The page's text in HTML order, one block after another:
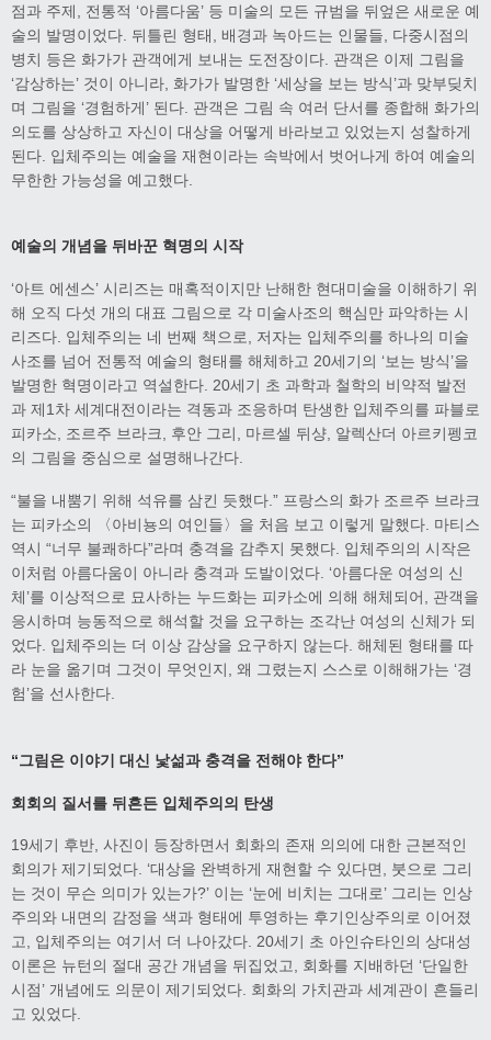
점과 주제, 전통적 ‘아름다움’ 등 미술의 모든 규범을 뒤엎은 새로운 예
술의 발명이었다. 뒤틀린 형태, 배경과 녹아드는 인물들, 다중시점의
병치 등은 화가가 관객에게 보내는 도전장이다. 관객은 이제 그림을
‘감상하는’ 것이 아니라, 화가가 발명한 ‘세상을 보는 방식’과 맞부딪치
며 그림을 ‘경험하게’ 된다. 관객은 그림 속 여러 단서를 종합해 화가의
의도를 상상하고 자신이 대상을 어떻게 바라보고 있었는지 성찰하게
된다. 입체주의는 예술을 재현이라는 속박에서 벗어나게 하여 예술의
무한한 가능성을 예고했다.
예술의 개념을 뒤바꾼 혁명의 시작
‘아트 에센스’ 시리즈는 매혹적이지만 난해한 현대미술을 이해하기 위
해 오직 다섯 개의 대표 그림으로 각 미술사조의 핵심만 파악하는 시
리즈다. 입체주의는 네 번째 책으로, 저자는 입체주의를 하나의 미술
사조를 넘어 전통적 예술의 형태를 해체하고 20세기의 ‘보는 방식’을
발명한 혁명이라고 역설한다. 20세기 초 과학과 철학의 비약적 발전
과 제1차 세계대전이라는 격동과 조응하며 탄생한 입체주의를 파블로
피카소, 조르주 브라크, 후안 그리, 마르셀 뒤샹, 알렉산더 아르키펭코
의 그림을 중심으로 설명해나간다.
“불을 내뿜기 위해 석유를 삼킨 듯했다.” 프랑스의 화가 조르주 브라크
는 피카소의 〈아비뇽의 여인들〉을 처음 보고 이렇게 말했다. 마티스
역시 “너무 불쾌하다”라며 충격을 감추지 못했다. 입체주의의 시작은
이처럼 아름다움이 아니라 충격과 도발이었다. ‘아름다운 여성의 신
체’를 이상적으로 묘사하는 누드화는 피카소에 의해 해체되어, 관객을
응시하며 능동적으로 해석할 것을 요구하는 조각난 여성의 신체가 되
었다. 입체주의는 더 이상 감상을 요구하지 않는다. 해체된 형태를 따
라 눈을 옮기며 그것이 무엇인지, 왜 그렸는지 스스로 이해해가는 ‘경
험’을 선사한다.
“그림은 이야기 대신 낯섦과 충격을 전해야 한다”
회회의 질서를 뒤흔든 입체주의의 탄생
19세기 후반, 사진이 등장하면서 회화의 존재 의의에 대한 근본적인
회의가 제기되었다. ‘대상을 완벽하게 재현할 수 있다면, 붓으로 그리
는 것이 무슨 의미가 있는가?’ 이는 ‘눈에 비치는 그대로’ 그리는 인상
주의와 내면의 감정을 색과 형태에 투영하는 후기인상주의로 이어졌
고, 입체주의는 여기서 더 나아갔다. 20세기 초 아인슈타인의 상대성
이론은 뉴턴의 절대 공간 개념을 뒤집었고, 회화를 지배하던 ‘단일한
시점’ 개념에도 의문이 제기되었다. 회화의 가치관과 세계관이 흔들리
고 있었다.